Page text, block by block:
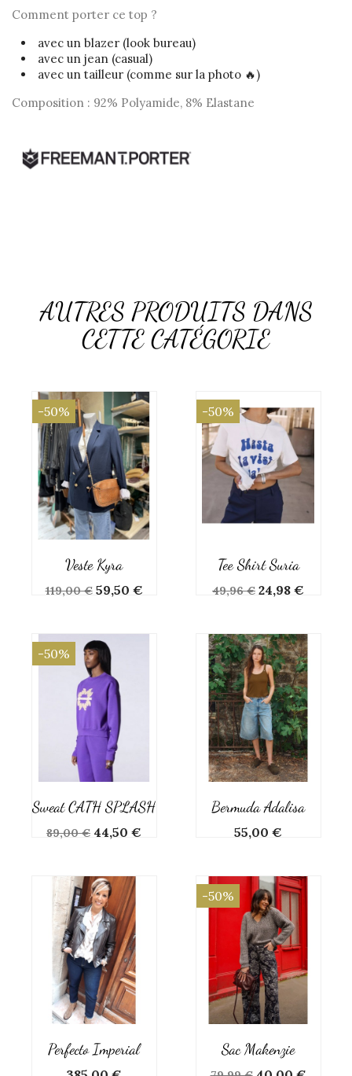
Comment porter ce top ?
avec un blazer (look bureau)
avec un jean (casual)
avec un tailleur (comme sur la photo 🔥)
Composition : 92% Polyamide, 8% Elastane
AUTRES PRODUITS DANS
CETTE CATÉGORIE
Veste Kyra
Prix
119,00 € Prix
59,50 €
-50%
Tee Shirt Suria
Prix
49,96 € Prix
24,98 €
-50%
Sweat CATH SPLASH
Prix
89,00 € Prix
44,50 €
-50%
Bermuda Adalisa
Prix
55,00 €
Perfecto Imperial Sac Makenzie
-50%